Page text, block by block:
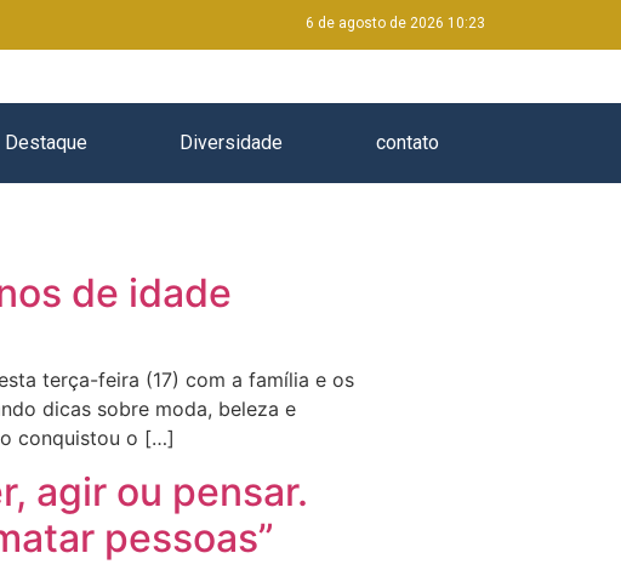
6 de agosto de 2026 10:23
Destaque Diversidade contato
de idade
terça-feira (17) com a família e os
dicas sobre moda, beleza e
conquistou o […]
agir ou pensar.
pessoas”